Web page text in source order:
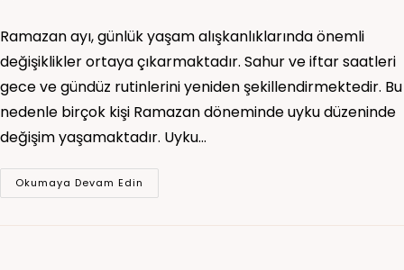
Ramazan ayı, günlük yaşam alışkanlıklarında önemli
değişiklikler ortaya çıkarmaktadır. Sahur ve iftar saatleri
gece ve gündüz rutinlerini yeniden şekillendirmektedir. Bu
nedenle birçok kişi Ramazan döneminde uyku düzeninde
değişim yaşamaktadır. Uyku…
Okumaya Devam Edin